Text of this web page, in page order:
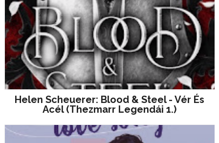
Helen Scheuerer: Blood & Steel - Vér És
Acél (Thezmarr Legendái 1.)